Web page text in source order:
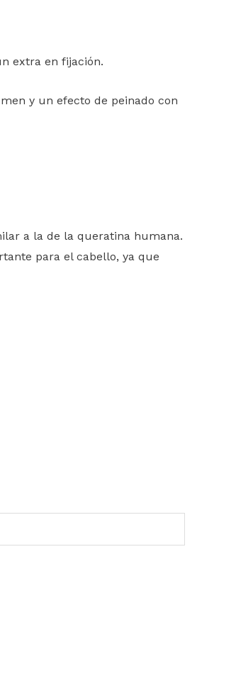
extra en fijación.
y un efecto de peinado con
a la de la queratina humana.
para el cabello, ya que